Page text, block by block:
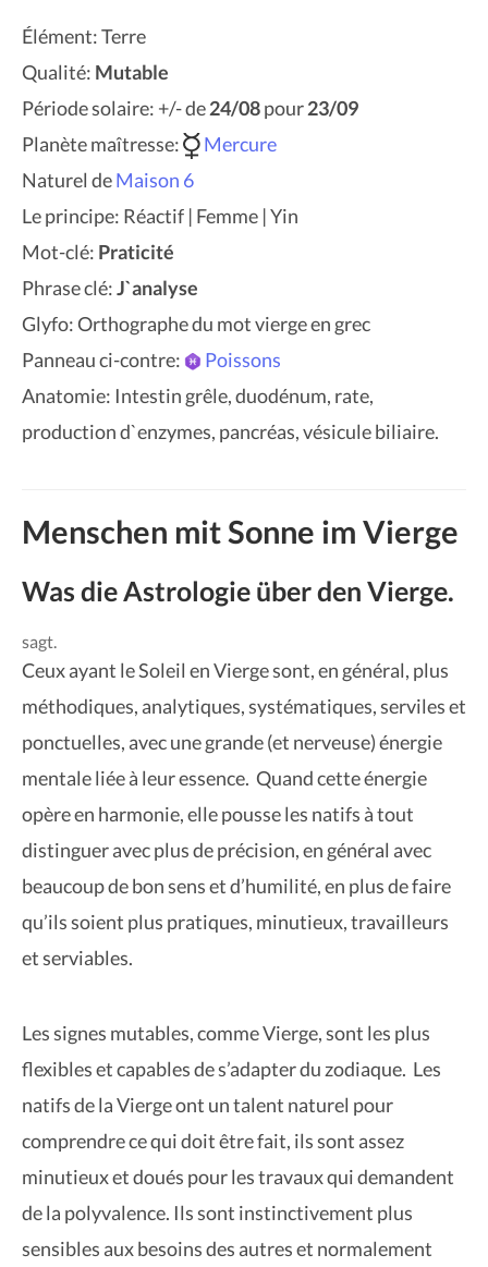
Élément: Terre
Qualité: Mutable
Période solaire: +/- de24/08pour23/09
Planète maîtresse:
Mercure
Naturel deMaison 6
Le principe: Réactif | Femme | Yin
Mot-clé: Praticité
Phrase clé:J`analyse
Glyfo: Orthographe du mot vierge en grec
Panneau ci-contre:
Poissons
Anatomie: Intestin grêle, duodénum, rate,
production d`enzymes, pancréas, vésicule biliaire.
Menschen mit Sonne im Vierge
Was die Astrologie über den Vierge.
sagt.
Ceux ayant le Soleil en Vierge sont, en général, plus
méthodiques, analytiques, systématiques, serviles et
ponctuelles, avec une grande (et nerveuse) énergie
mentale liée à leur essence. Quand cette énergie
opère en harmonie, elle pousse les natifs à tout
distinguer avec plus de précision, en général avec
beaucoup de bon sens et d’humilité, en plus de faire
qu’ils soient plus pratiques, minutieux, travailleurs
et serviables.
Les signes mutables, comme Vierge, sont les plus
flexibles et capables de s’adapter du zodiaque. Les
natifs de la Vierge ont un talent naturel pour
comprendre ce qui doit être fait, ils sont assez
minutieux et doués pour les travaux qui demandent
de la polyvalence. Ils sont instinctivement plus
sensibles aux besoins des autres et normalement